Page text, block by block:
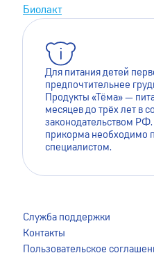
Биолакт
Для питания детей
предпочтительнее
Продукты «Тёма» —
месяцев до трёх лет в
законодательством
прикорма необходимо
специалистом.
Служба поддержки
Контакты
Пользовательское
Это помогает нам сделать
пользователей. Оставаясь
сохранение файлов cookie